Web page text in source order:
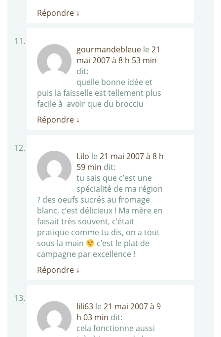
Répondre ↓
gourmandebleue le 21
mai 2007 à 8 h 53 min
dit:
quelle bonne idée et
puis la faisselle est tellement plus
facile à avoir que du brocciu
Répondre ↓
Lilo le 21 mai 2007 à 8 h
59 min dit:
tu sais que c’est une
spécialité de ma région
? des oeufs sucrés au fromage
blanc, c’est délicieux ! Ma mère en
faisait très souvent, c’était
pratique comme tu dis, on a tout
sous la main
c’est le plat de
campagne par excellence !
Répondre ↓
lili63 le 21 mai 2007 à 9
h 03 min dit:
cela fonctionne aussi